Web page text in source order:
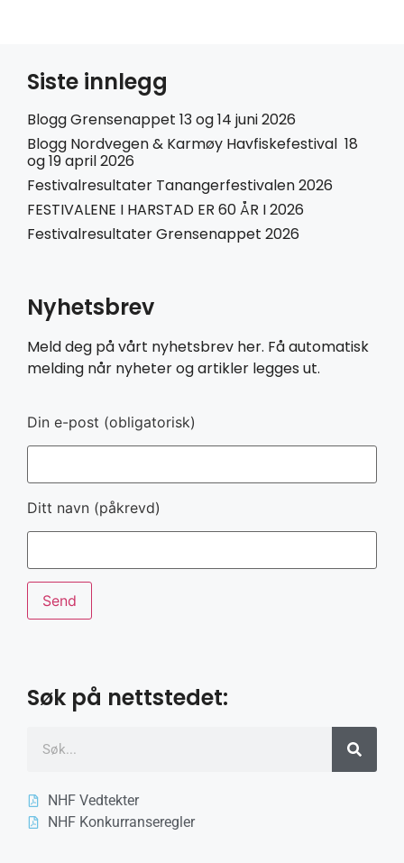
Siste innlegg
Blogg Grensenappet 13 og 14 juni 2026
Blogg Nordvegen & Karmøy Havfiskefestival 18
og 19 april 2026
Festivalresultater Tanangerfestivalen 2026
FESTIVALENE I HARSTAD ER 60 ÅR I 2026
Festivalresultater Grensenappet 2026
Nyhetsbrev
Meld deg på vårt nyhetsbrev her. Få automatisk
melding når nyheter og artikler legges ut.
Din e-post (obligatorisk)
Ditt navn (påkrevd)
Søk på nettstedet:
NHF Vedtekter
NHF Konkurranseregler